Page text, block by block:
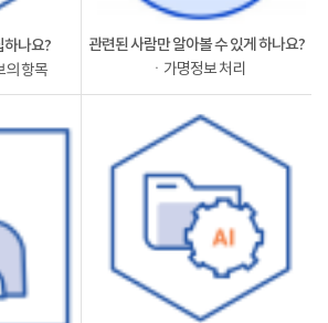
하나요?
의 항목
관련된 사람만 알아볼 수 있게 하나요?
ㆍ가명정보 처리